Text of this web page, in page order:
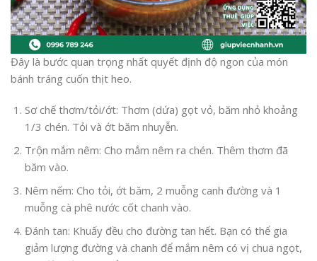
Đây là bước quan trọng nhất quyết định độ ngon của món
bánh tráng cuốn thịt heo.
Sơ chế thơm/tỏi/ớt: Thơm (dứa) gọt vỏ, băm nhỏ khoảng
1/3 chén. Tỏi và ớt băm nhuyễn.
Trộn mắm nêm: Cho mắm nêm ra chén. Thêm thơm đã
băm vào.
Nêm nếm: Cho tỏi, ớt băm, 2 muỗng canh đường và 1
muỗng cà phê nước cốt chanh vào.
Đánh tan: Khuấy đều cho đường tan hết. Bạn có thể gia
giảm lượng đường và chanh để mắm nêm có vị chua ngọt,